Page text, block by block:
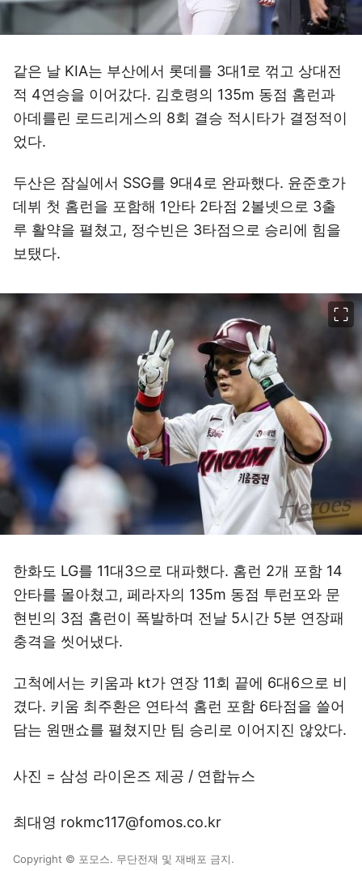
같은 날 KIA는 부산에서 롯데를 3대1로 꺾고 상대전
적 4연승을 이어갔다. 김호령의 135m 동점 홈런과
아데를린 로드리게스의 8회 결승 적시타가 결정적이
었다.
두산은 잠실에서 SSG를 9대4로 완파했다. 윤준호가
데뷔 첫 홈런을 포함해 1안타 2타점 2볼넷으로 3출
루 활약을 펼쳤고, 정수빈은 3타점으로 승리에 힘을
보탰다.
한화도 LG를 11대3으로 대파했다. 홈런 2개 포함 14
안타를 몰아쳤고, 페라자의 135m 동점 투런포와 문
현빈의 3점 홈런이 폭발하며 전날 5시간 5분 연장패
충격을 씻어냈다.
고척에서는 키움과 kt가 연장 11회 끝에 6대6으로 비
겼다. 키움 최주환은 연타석 홈런 포함 6타점을 쓸어
담는 원맨쇼를 펼쳤지만 팀 승리로 이어지진 않았다.
사진 = 삼성 라이온즈 제공 / 연합뉴스
최대영 rokmc117@fomos.co.kr
Copyright © 포모스. 무단전재 및 재배포 금지.